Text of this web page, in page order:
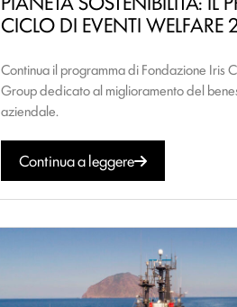
CICLO DI EVENTI WELFARE
Continua il programma di Fondazione Iris
Group dedicato al miglioramento del
aziendale.
Continua a leggere